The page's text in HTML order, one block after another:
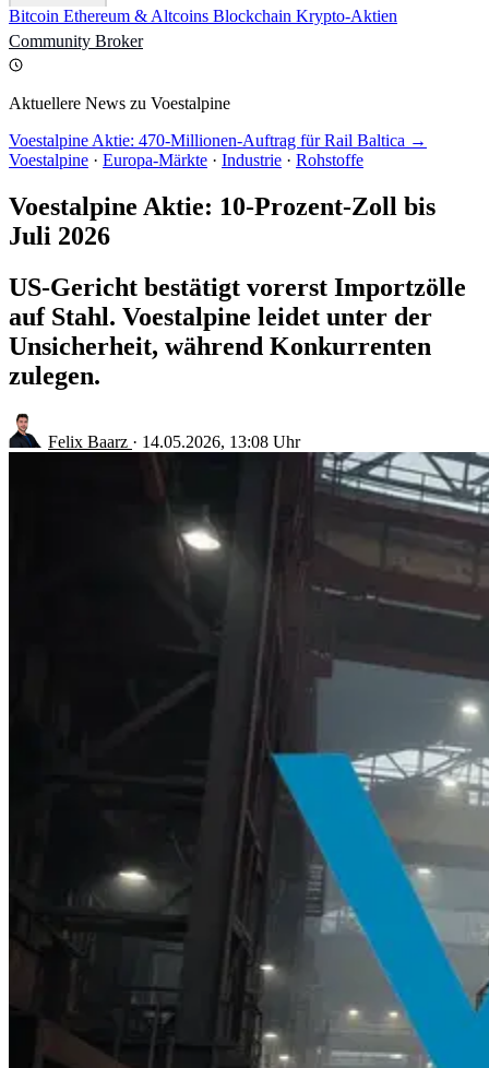
Bitcoin Ethereum & Altcoins Blockchain Krypto-Aktien
Community Broker
Aktuellere News zu Voestalpine
Voestalpine Aktie: 470-Millionen-Auftrag für Rail Baltica →
Voestalpine · Europa-Märkte · Industrie · Rohstoffe
Voestalpine Aktie: 10-Prozent-Zoll bis
Juli 2026
US-Gericht bestätigt vorerst Importzölle
auf Stahl. Voestalpine leidet unter der
Unsicherheit, während Konkurrenten
zulegen.
Felix Baarz · 14.05.2026, 13:08 Uhr